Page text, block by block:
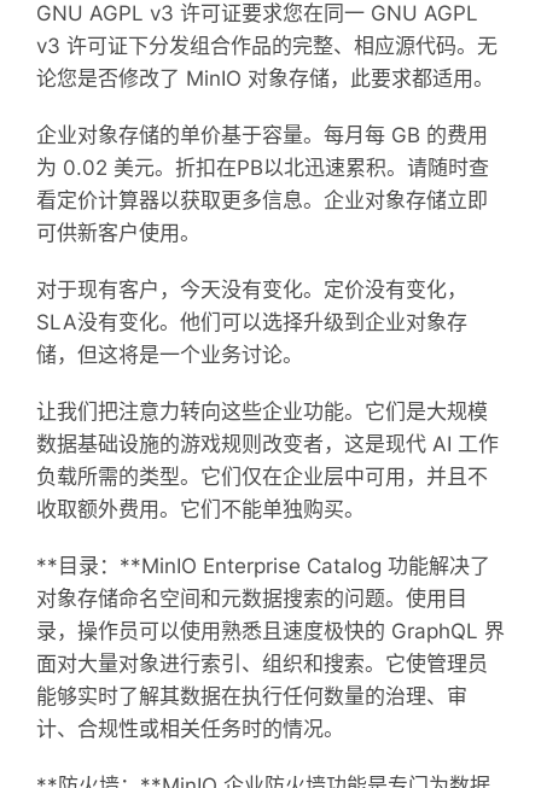
GNU AGPL v3 许可证要求您在同一 GNU AGPL
v3 许可证下分发组合作品的完整、相应源代码。无
论您是否修改了 MinIO 对象存储，此要求都适用。
企业对象存储的单价基于容量。每月每 GB 的费用
为 0.02 美元。折扣在PB以北迅速累积。请随时查
看定价计算器以获取更多信息。企业对象存储立即
可供新客户使用。
对于现有客户，今天没有变化。定价没有变化，
SLA没有变化。他们可以选择升级到企业对象存
储，但这将是一个业务讨论。
让我们把注意力转向这些企业功能。它们是大规模
数据基础设施的游戏规则改变者，这是现代 AI 工作
负载所需的类型。它们仅在企业层中可用，并且不
收取额外费用。它们不能单独购买。
**目录：**MinIO Enterprise Catalog 功能解决了
对象存储命名空间和元数据搜索的问题。使用目
录，操作员可以使用熟悉且速度极快的 GraphQL 界
面对大量对象进行索引、组织和搜索。它使管理员
能够实时了解其数据在执行任何数量的治理、审
计、合规性或相关任务时的情况。